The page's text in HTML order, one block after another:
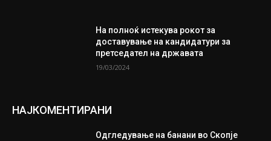
На полноќ истекува рокот за
доставување на кандидатури за
претседател на државата
19/03/2024
НАЈКОМЕНТИРАНИ
Одгледување на банани во Скопје